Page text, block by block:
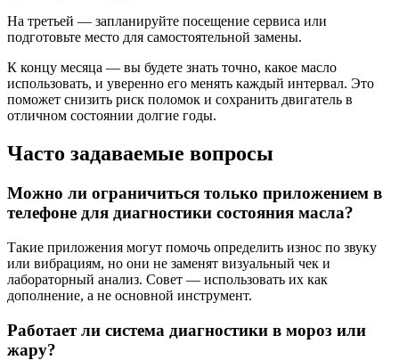
На третьей — запланируйте посещение сервиса или
подготовьте место для самостоятельной замены.
К концу месяца — вы будете знать точно, какое масло
использовать, и уверенно его менять каждый интервал. Это
поможет снизить риск поломок и сохранить двигатель в
отличном состоянии долгие годы.
Часто задаваемые вопросы
Можно ли ограничиться только приложением в
телефоне для диагностики состояния масла?
Такие приложения могут помочь определить износ по звуку
или вибрациям, но они не заменят визуальный чек и
лабораторный анализ. Совет — использовать их как
дополнение, а не основной инструмент.
Работает ли система диагностики в мороз или
жару?